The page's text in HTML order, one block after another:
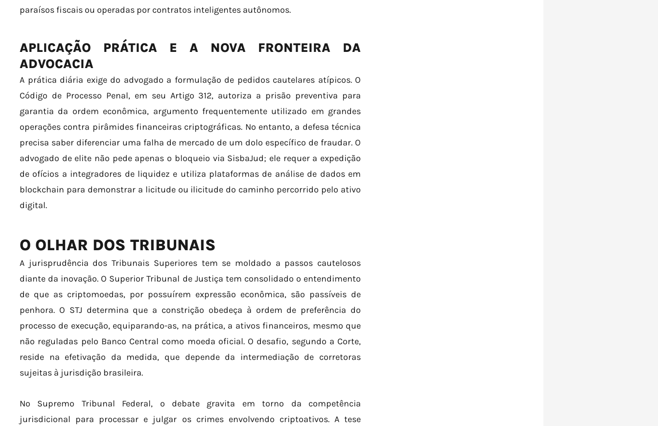
paraísos fiscais ou operadas por contratos inteligentes autônomos.
APLICAÇÃO PRÁTICA E A NOVA FRONTEIRA DA
ADVOCACIA
A prática diária exige do advogado a formulação de pedidos cautelares atípicos. O
Código de Processo Penal, em seu Artigo 312, autoriza a prisão preventiva para
garantia da ordem econômica, argumento frequentemente utilizado em grandes
operações contra pirâmides financeiras criptográficas. No entanto, a defesa técnica
precisa saber diferenciar uma falha de mercado de um dolo específico de fraudar. O
advogado de elite não pede apenas o bloqueio via SisbaJud; ele requer a expedição
de ofícios a integradores de liquidez e utiliza plataformas de análise de dados em
blockchain para demonstrar a licitude ou ilicitude do caminho percorrido pelo ativo
digital.
O OLHAR DOS TRIBUNAIS
A jurisprudência dos Tribunais Superiores tem se moldado a passos cautelosos
diante da inovação. O Superior Tribunal de Justiça tem consolidado o entendimento
de que as criptomoedas, por possuírem expressão econômica, são passíveis de
penhora. O STJ determina que a constrição obedeça à ordem de preferência do
processo de execução, equiparando-as, na prática, a ativos financeiros, mesmo que
não reguladas pelo Banco Central como moeda oficial. O desafio, segundo a Corte,
reside na efetivação da medida, que depende da intermediação de corretoras
sujeitas à jurisdição brasileira.
No Supremo Tribunal Federal, o debate gravita em torno da competência
jurisdicional para processar e julgar os crimes envolvendo criptoativos. A tese